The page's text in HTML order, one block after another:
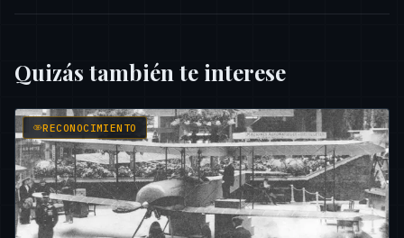
Quizás también te interese
RECONOCIMIENTO